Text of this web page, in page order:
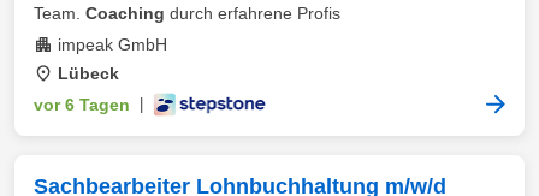
Team. Coaching durch erfahrene Profis
impeak GmbH
Lübeck
vor 6 Tagen
Sachbearbeiter Lohnbuchhaltung m/w/d